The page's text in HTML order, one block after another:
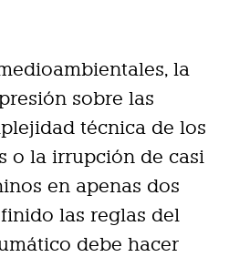
la
sobre las
técnica de los
o la irrupción de casi
en apenas dos
las reglas del
debe hacer